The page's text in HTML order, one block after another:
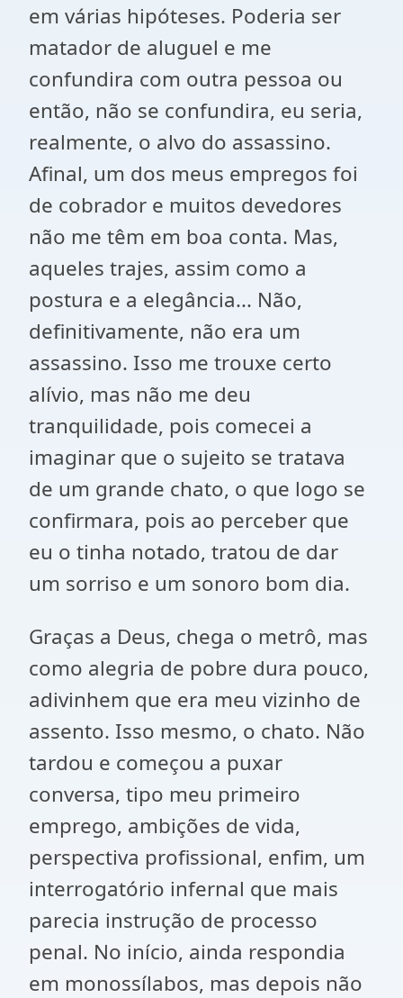
em várias hipóteses. Poderia ser
matador de aluguel e me
confundira com outra pessoa ou
então, não se confundira, eu seria,
realmente, o alvo do assassino.
Afinal, um dos meus empregos foi
de cobrador e muitos devedores
não me têm em boa conta. Mas,
aqueles trajes, assim como a
postura e a elegância... Não,
definitivamente, não era um
assassino. Isso me trouxe certo
alívio, mas não me deu
tranquilidade, pois comecei a
imaginar que o sujeito se tratava
de um grande chato, o que logo se
confirmara, pois ao perceber que
eu o tinha notado, tratou de dar
um sorriso e um sonoro bom dia.
Graças a Deus, chega o metrô, mas
como alegria de pobre dura pouco,
adivinhem que era meu vizinho de
assento. Isso mesmo, o chato. Não
tardou e começou a puxar
conversa, tipo meu primeiro
emprego, ambições de vida,
perspectiva profissional, enfim, um
interrogatório infernal que mais
parecia instrução de processo
penal. No início, ainda respondia
em monossílabos, mas depois não